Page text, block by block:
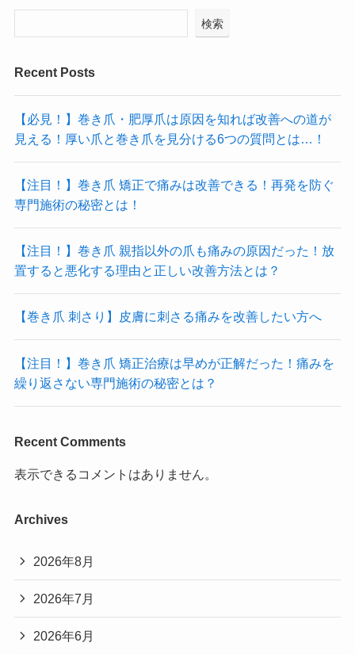
検索
Recent Posts
【必見！】巻き爪・肥厚爪は原因を知れば改善への道が
見える！厚い爪と巻き爪を見分ける6つの質問とは…！
【注目！】巻き爪 矯正で痛みは改善できる！再発を防ぐ
専門施術の秘密とは！
【注目！】巻き爪 親指以外の爪も痛みの原因だった！放
置すると悪化する理由と正しい改善方法とは？
【巻き爪 刺さり】皮膚に刺さる痛みを改善したい方へ
【注目！】巻き爪 矯正治療は早めが正解だった！痛みを
繰り返さない専門施術の秘密とは？
Recent Comments
表示できるコメントはありません。
Archives
2026年8月
2026年7月
2026年6月